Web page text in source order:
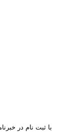
با ثبت نام در